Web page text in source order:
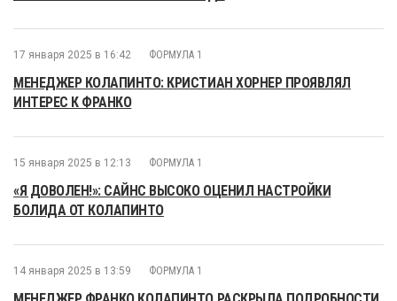
17 января 2025 в 16:42 ФОРМУЛА 1
МЕНЕДЖЕР КОЛАПИНТО: КРИСТИАН ХОРНЕР ПРОЯВЛЯЛ
ИНТЕРЕС К ФРАНКО
15 января 2025 в 12:13 ФОРМУЛА 1
«Я ДОВОЛЕН!»: САЙНС ВЫСОКО ОЦЕНИЛ НАСТРОЙКИ
БОЛИДА ОТ КОЛАПИНТО
14 января 2025 в 13:59 ФОРМУЛА 1